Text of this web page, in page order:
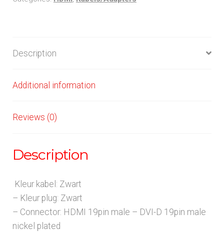
Description
Additional information
Reviews (0)
Description
Kleur kabel: Zwart
– Kleur plug: Zwart
– Connector: HDMI 19pin male – DVI-D 19pin male
nickel plated